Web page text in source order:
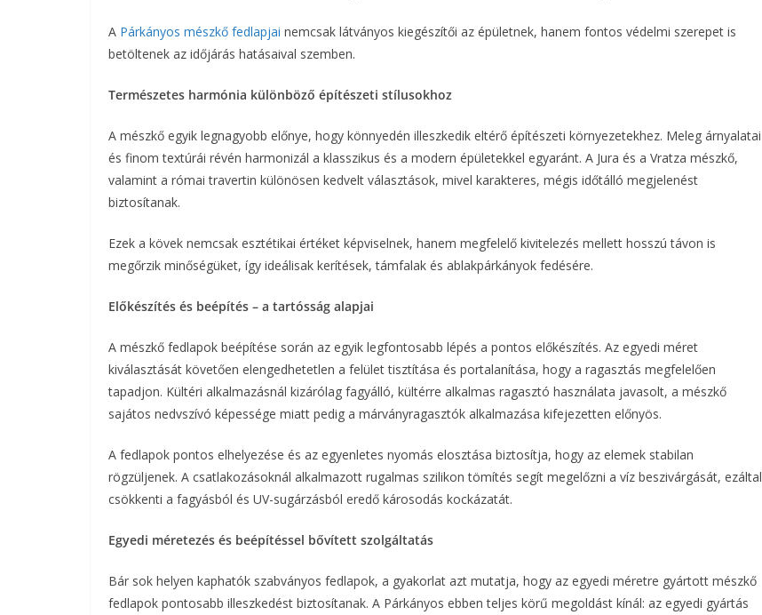
A Párkányos mészkő fedlapjai nemcsak látványos kiegészítői az épületnek, hanem fontos védelmi szerepet is
betöltenek az időjárás hatásaival szemben.
Természetes harmónia különböző építészeti stílusokhoz
A mészkő egyik legnagyobb előnye, hogy könnyedén illeszkedik eltérő építészeti környezetekhez. Meleg árnyalatai
és finom textúrái révén harmonizál a klasszikus és a modern épületekkel egyaránt. A Jura és a Vratza mészkő,
valamint a római travertin különösen kedvelt választások, mivel karakteres, mégis időtálló megjelenést
biztosítanak.
Ezek a kövek nemcsak esztétikai értéket képviselnek, hanem megfelelő kivitelezés mellett hosszú távon is
megőrzik minőségüket, így ideálisak kerítések, támfalak és ablakpárkányok fedésére.
Előkészítés és beépítés – a tartósság alapjai
A mészkő fedlapok beépítése során az egyik legfontosabb lépés a pontos előkészítés. Az egyedi méret
kiválasztását követően elengedhetetlen a felület tisztítása és portalanítása, hogy a ragasztás megfelelően
tapadjon. Kültéri alkalmazásnál kizárólag fagyálló, kültérre alkalmas ragasztó használata javasolt, a mészkő
sajátos nedvszívó képessége miatt pedig a márványragasztók alkalmazása kifejezetten előnyös.
A fedlapok pontos elhelyezése és az egyenletes nyomás elosztása biztosítja, hogy az elemek stabilan
rögzüljenek. A csatlakozásoknál alkalmazott rugalmas szilikon tömítés segít megelőzni a víz beszivárgását, ezáltal
csökkenti a fagyásból és UV-sugárzásból eredő károsodás kockázatát.
Egyedi méretezés és beépítéssel bővített szolgáltatás
Bár sok helyen kaphatók szabványos fedlapok, a gyakorlat azt mutatja, hogy az egyedi méretre gyártott mészkő
fedlapok pontosabb illeszkedést biztosítanak. A Párkányos ebben teljes körű megoldást kínál: az egyedi gyártás